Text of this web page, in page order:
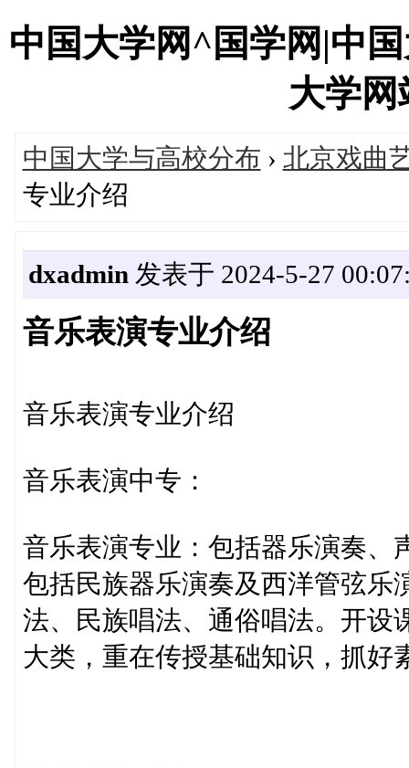
中国大学网^国学网|中
大学
中国大学与高校分布 › 北京戏曲
专业介绍
dxadmin 发表于 2024-5-27
音乐表演专业介绍
音乐表演专业介绍
音乐表演中专：
音乐表演专业：包括器乐演奏、
包括民族器乐演奏及西洋管弦乐
法、民族唱法、通俗唱法。开设
大类，重在传授基础知识，抓